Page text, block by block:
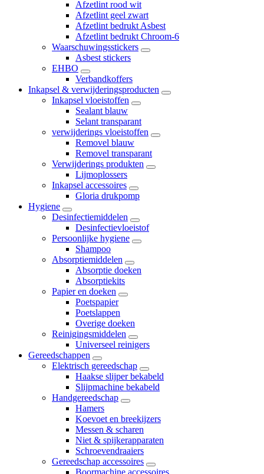
Afzetlint rood wit
Afzetlint geel zwart
Afzetlint bedrukt Asbest
Afzetlint bedrukt Chroom-6
Waarschuwingsstickers
Asbest stickers
EHBO
Verbandkoffers
Inkapsel & verwijderingsproducten
Inkapsel vloeistoffen
Sealant blauw
Selant transparant
verwijderings vloeistoffen
Removel blauw
Removel transparant
Verwijderings produkten
Lijmoplossers
Inkapsel accessoires
Gloria drukpomp
Hygiene
Desinfectiemiddelen
Desinfectievloeistof
Persoonlijke hygiene
Shampoo
Absorptiemiddelen
Absorptie doeken
Absorptiekits
Papier en doeken
Poetspapier
Poetslappen
Overige doeken
Reinigingsmiddelen
Universeel reinigers
Gereedschappen
Elektrisch gereedschap
Haakse slijper bekabeld
Slijpmachine bekabeld
Handgereedschap
Hamers
Koevoet en breekijzers
Messen & scharen
Niet & spijkerapparaten
Schroevendraaiers
Gereedschap accessoires